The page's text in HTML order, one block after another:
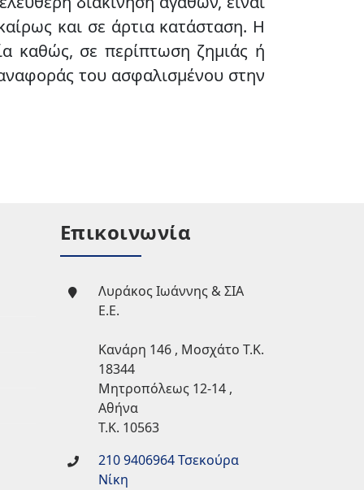
και σε άρτια κατάσταση. Η
καθώς, σε περίπτωση ζημιάς ή
του ασφαλισμένου στην
Επικοινωνία
Λυράκος Ιωάννης & ΣΙΑ
Ε.Ε.
Κανάρη 146 , Μοσχάτο Τ.Κ.
18344
Μητροπόλεως 12-14 ,
Αθήνα
Τ.Κ. 10563
210 9406964 Τσεκούρα
Νίκη